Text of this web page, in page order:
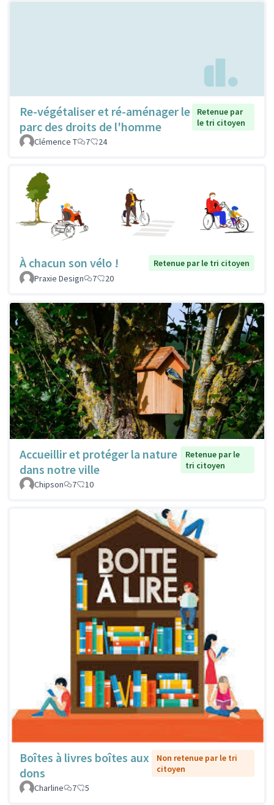
Re-végétaliser et ré-aménager le
parc des droits de l'homme
Retenue par
le tri citoyen
Clémence T
7 24
À chacun son vélo !
Retenue par le tri citoyen
Praxie Design
7 20
Accueillir et protéger la nature
dans notre ville
Retenue par le
tri citoyen
Chipson
7 10
Boîtes à livres boîtes aux
dons
Non retenue par le tri
citoyen
Charline
7 5